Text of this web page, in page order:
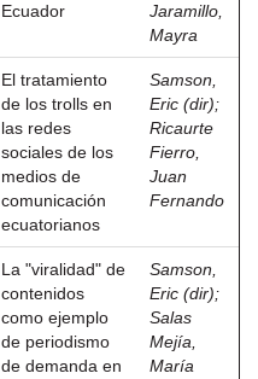
Ecuador
Jaramillo,
Mayra
El tratamiento
de los trolls en
las redes
sociales de los
medios de
comunicación
ecuatorianos
Samson,
Eric (dir);
Ricaurte
Fierro,
Juan
Fernando
La "viralidad" de
contenidos
como ejemplo
de periodismo
de demanda en
Samson,
Eric (dir);
Salas
Mejía,
María